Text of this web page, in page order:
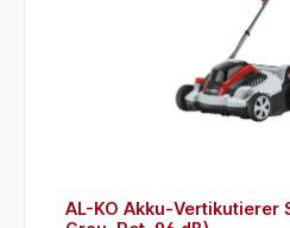
AL-KO Akku-Vertikutierer